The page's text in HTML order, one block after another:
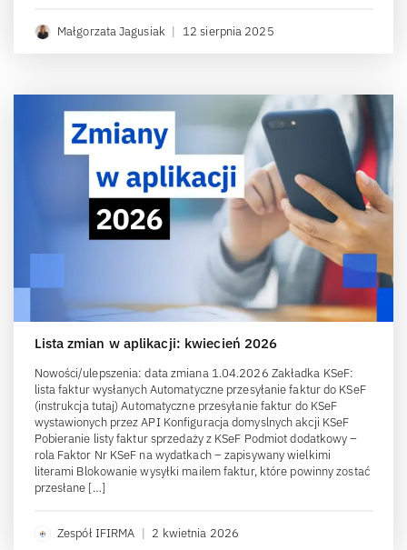
Małgorzata Jagusiak | 12 sierpnia 2025
Lista zmian w aplikacji: kwiecień 2026
Nowości/ulepszenia: data zmiana 1.04.2026 Zakładka KSeF:
lista faktur wysłanych Automatyczne przesyłanie faktur do KSeF
(instrukcja tutaj) Automatyczne przesyłanie faktur do KSeF
wystawionych przez API Konfiguracja domyslnych akcji KSeF
Pobieranie listy faktur sprzedaży z KSeF Podmiot dodatkowy –
rola Faktor Nr KSeF na wydatkach – zapisywany wielkimi
literami Blokowanie wysyłki mailem faktur, które powinny zostać
przesłane […]
Zespół IFIRMA | 2 kwietnia 2026